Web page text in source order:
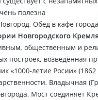
полезна
Обед в кафе города
Новгородского Кремля
общественным и
построек, возведённая
«1000-летие Росии»
Владычная
Мост соединяет